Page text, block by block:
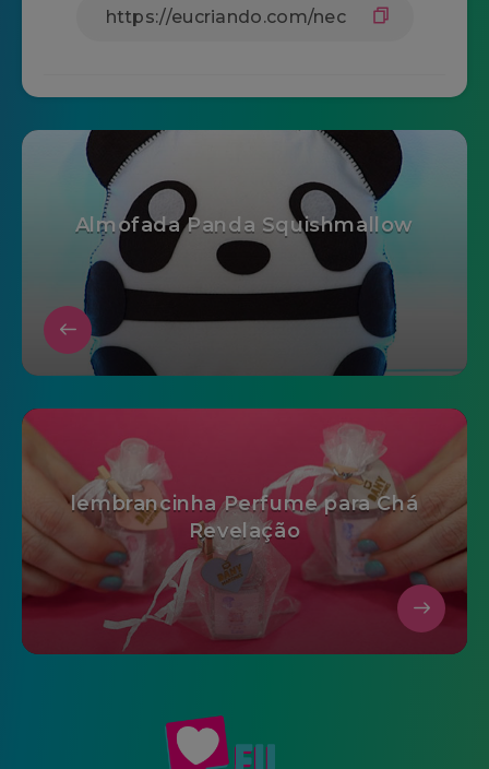
Almofada Panda Squishmallow
lembrancinha Perfume para Chá
Revelação